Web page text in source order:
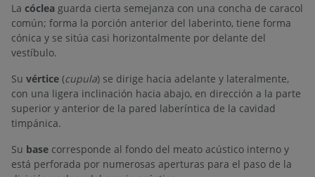
La cóclea guarda cierta semejanza con una concha de caracol
común; forma la porción anterior del laberinto, tiene forma
cónica y se sitúa casi horizontalmente por delante del
vestíbulo.
Su vértice (cupula) se dirige hacia adelante y lateralmente,
con una ligera inclinación hacia abajo, en dirección a la parte
superior y anterior de la pared laberíntica de la cavidad
timpánica.
Su base corresponde al fondo del meato acústico interno y
está perforada por numerosas aperturas para el paso de la